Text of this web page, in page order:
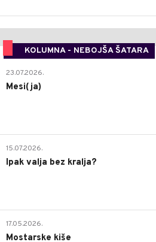
KOLUMNA - NEBOJŠA ŠATARA
23.07.2026.
Mesi(ja)
15.07.2026.
Ipak valja bez kralja?
17.05.2026.
Mostarske kiše